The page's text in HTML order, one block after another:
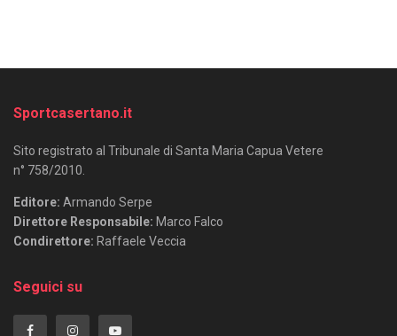
Sportcasertano.it
Sito registrato al Tribunale di Santa Maria Capua Vetere
n° 758/2010.
Editore: Armando Serpe
Direttore Responsabile: Marco Falco
Condirettore: Raffaele Veccia
Seguici su